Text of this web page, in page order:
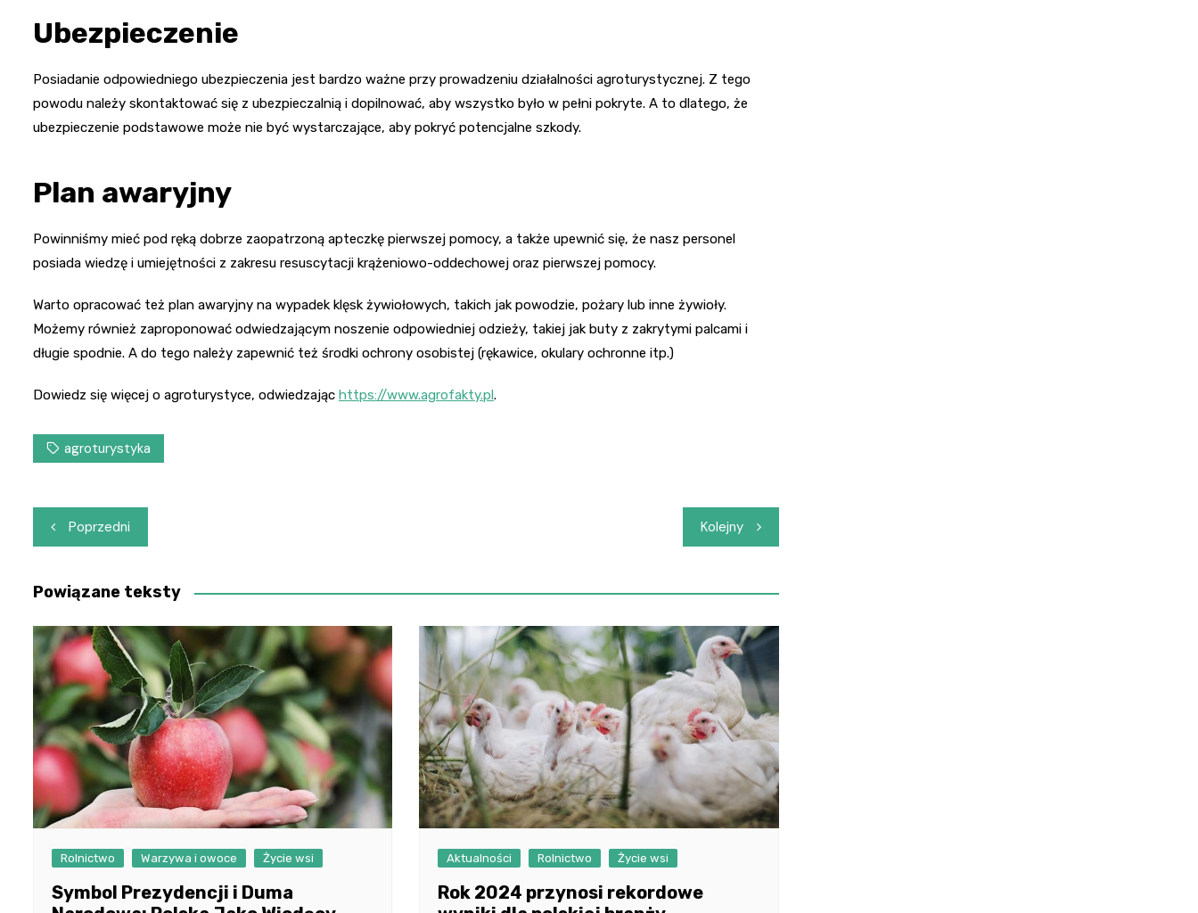
Ubezpieczenie
Posiadanie odpowiedniego ubezpieczenia jest bardzo ważne przy prowadzeniu działalności agroturystycznej. Z tego
powodu należy skontaktować się z ubezpieczalnią i dopilnować, aby wszystko było w pełni pokryte. A to dlatego, że
ubezpieczenie podstawowe może nie być wystarczające, aby pokryć potencjalne szkody.
Plan awaryjny
Powinniśmy mieć pod ręką dobrze zaopatrzoną apteczkę pierwszej pomocy, a także upewnić się, że nasz personel
posiada wiedzę i umiejętności z zakresu resuscytacji krążeniowo-oddechowej oraz pierwszej pomocy.
Warto opracować też plan awaryjny na wypadek klęsk żywiołowych, takich jak powodzie, pożary lub inne żywioły.
Możemy również zaproponować odwiedzającym noszenie odpowiedniej odzieży, takiej jak buty z zakrytymi palcami i
długie spodnie. A do tego należy zapewnić też środki ochrony osobistej (rękawice, okulary ochronne itp.)
Dowiedz się więcej o agroturystyce, odwiedzając https://www.agrofakty.pl .
agroturystyka
Nawigacja
wpisu
Poprzedni Kolejny
Powiązane teksty
Rolnictwo Warzywa i owoce Życie wsi
Symbol Prezydencji i Duma
Aktualności Rolnictwo Życie wsi
Rok 2024 przynosi rekordowe